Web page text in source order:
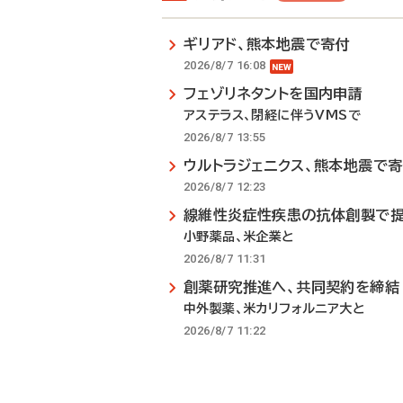
ギリアド、熊本地震で寄付
2026/8/7 16:08
フェゾリネタントを国内申請
アステラス、閉経に伴うVMSで
2026/8/7 13:55
ウルトラジェニクス、熊本地震で
2026/8/7 12:23
線維性炎症性疾患の抗体創製で
小野薬品、米企業と
2026/8/7 11:31
創薬研究推進へ、共同契約を締結
中外製薬、米カリフォルニア大と
2026/8/7 11:22